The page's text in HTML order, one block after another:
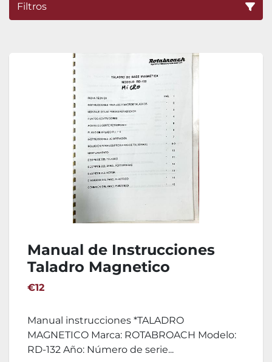
Filtros
Manual de Instrucciones
Taladro Magnetico
ROTABROACH RD-132
€12
Manual instrucciones *TALADRO
MAGNETICO Marca: ROTABROACH Modelo:
RD-132 Año: Número de serie...